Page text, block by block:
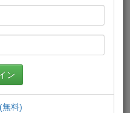
ン
無料)